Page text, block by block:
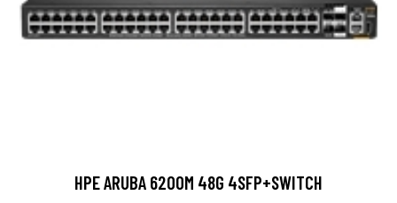
HPE ARUBA 6200M 48G 4SFP+SWITCH